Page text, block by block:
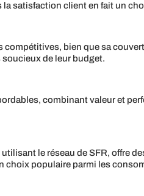
satisfaction client en fait un
compétitives, bien que sa
de leur budget.
combinant valeur et
le réseau de SFR, offre
choix populaire parmi les